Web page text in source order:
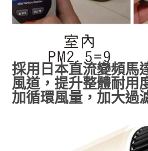
採用日本直流變頻馬
風道，提升整體耐用
加循環風量，加大過